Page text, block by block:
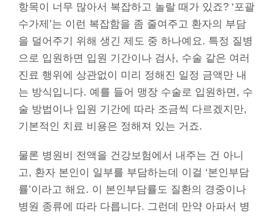
항목이 너무 많아서 복잡하고 놀랄 때가 있죠? ‘포괄
수가제’는 이런 복잡함을 좀 줄여주고 환자의 부담
을 덜어주기 위해 생긴 제도 중 하나예요. 특정 질병
으로 입원하면 입원 기간이나 검사, 수술 같은 여러
진료 행위에 상관없이 미리 정해진 일정 금액만 내
는 방식입니다. 예를 들어 맹장 수술로 입원하면, 수
술 방법이나 입원 기간에 따라 조금씩 다르겠지만,
기본적인 치료 비용은 정해져 있는 거죠.
물론 병원비 전액을 건강보험에서 내주는 건 아니
고, 환자 본인이 일부를 부담하는데 이걸 ‘본인부담
률’이라고 해요. 이 본인부담률도 질환의 경중이나
병원 종류에 따라 다릅니다. 그런데 만약 아파서 병